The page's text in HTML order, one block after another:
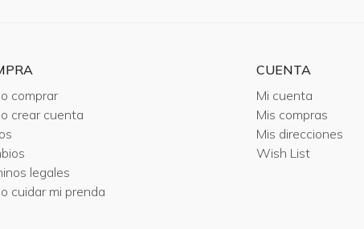
comprar
crear cuenta
legales
cuidar mi prenda
CUENTA
Mi cuenta
Mis compras
Mis direcciones
Wish List